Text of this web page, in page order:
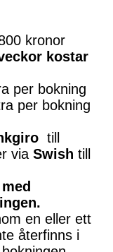
kronor
kostar
per bokning
per bokning
till
via Swish till
en eller ett
återfinns i